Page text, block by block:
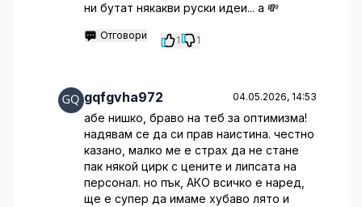
ни бутат някакви руски идеи... а 💸
Отговори 1 1
gqfgvha972 04.05.2026, 14:53
абе нишко, браво на теб за оптимизма!
надявам се да си прав наистина. честно
казано, малко ме е страх да не стане
пак някой цирк с цените и липсата на
персонал. но пък, АКО всичко е наред,
ще е супер да имаме хубаво лято и